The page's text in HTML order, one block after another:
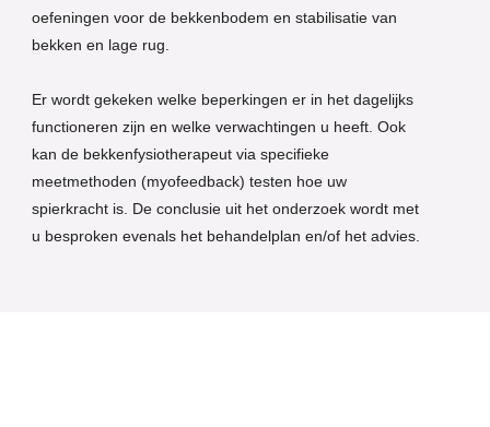
oefeningen voor de bekkenbodem en stabilisatie van
bekken en lage rug.
Er wordt gekeken welke beperkingen er in het dagelijks
functioneren zijn en welke verwachtingen u heeft. Ook
kan de bekkenfysiotherapeut via specifieke
meetmethoden (myofeedback) testen hoe uw
spierkracht is. De conclusie uit het onderzoek wordt met
u besproken evenals het behandelplan en/of het advies.